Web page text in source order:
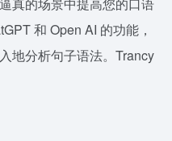
和 Open AI 的功能，
地分析句子语法。Trancy